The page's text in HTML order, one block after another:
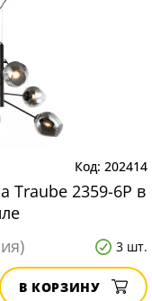
202414
Traube 2359-6P в
3 шт.
В КОРЗИНУ